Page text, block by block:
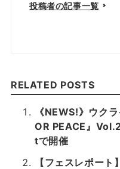
投稿者の記事一覧
RELATED POSTS
《NEWS!》ウク
OR PEACE』
tで開催
【フェスレポー